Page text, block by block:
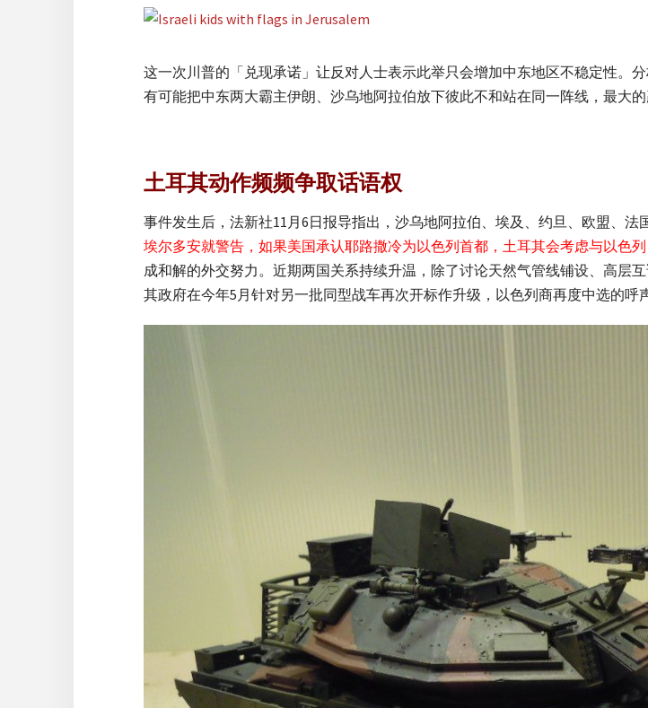
这一次川普的「兑现承诺」让反对人士表示此举只会增加中东地区不稳定性。
有可能把中东两大霸主伊朗、沙乌地阿拉伯放下彼此不和站在同一阵线，最大的
土耳其动作频频争取话语权
事件发生后，法新社11月6日报导指出，沙乌地阿拉伯、埃及、约旦、欧盟、法
埃尔多安就警告，如果美国承认耶路撒冷为以色列首都，土耳其会考虑与以色列
成和解的外交努力。近期两国关系持续升温，除了讨论天然气管线铺设、高层
其政府在今年5月针对另一批同型战车再次开标作升级，以色列商再度中选的呼